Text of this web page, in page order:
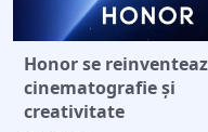
Honor se
cinematografie și
creativitate